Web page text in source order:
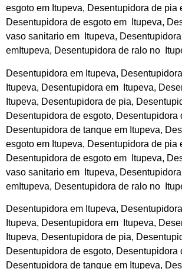
esgoto em Itupeva, Desentupidora de pia
Desentupidora de esgoto em Itupeva,
vaso sanitario em Itupeva,
emItupeva, Desentupidora de ralo no
Desentupidora em Itupeva,
Itupeva, Desentupidora em Itupeva,
Itupeva, Desentupidora de pia,
Desentupidora de esgoto, Desentupidora
Desentupidora de tanque em Itupeva,
esgoto em Itupeva, Desentupidora de pia
Desentupidora de esgoto em Itupeva,
vaso sanitario em Itupeva,
emItupeva, Desentupidora de ralo no
Desentupidora em Itupeva,
Itupeva, Desentupidora em Itupeva,
Itupeva, Desentupidora de pia,
Desentupidora de esgoto, Desentupidora
Desentupidora de tanque em Itupeva,